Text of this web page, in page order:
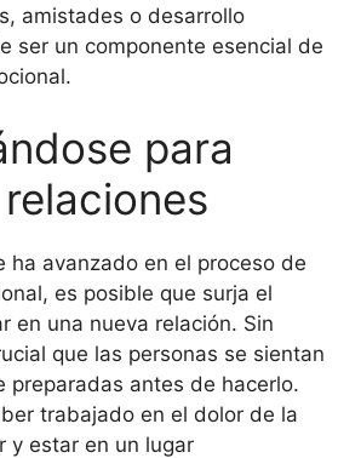
amistades o desarrollo
ser un componente esencial de
para
ha avanzado en el proceso de
es posible que surja el
en una nueva relación. Sin
que las personas se sientan
preparadas antes de hacerlo.
trabajado en el dolor de la
y estar en un lugar